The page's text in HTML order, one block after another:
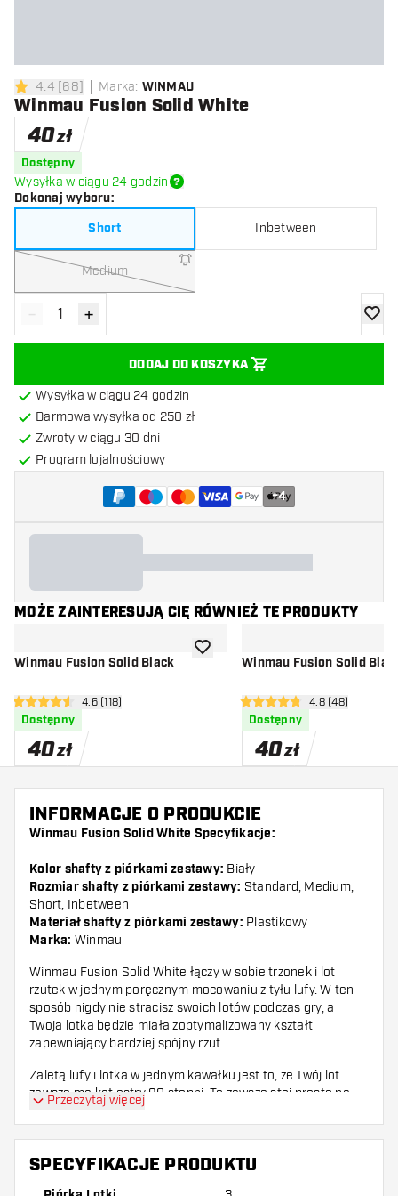
4.4 gwiazdki oceny
4.4 [68] Marka: WINMAU
Winmau Fusion Solid White
40zł
Dostępny
Wysyłka w ciągu 24 godzin
Dokonaj wyboru:
Short
Inbetween
Medium
Zmniejsz ilość
- Zwiększ ilość
+
DODAJ DO KOSZYKA
Wysyłka w ciągu 24 godzin
Darmowa wysyłka od 250 zł
Zwroty w ciągu 30 dni
Program lojalnościowy
+4
MOŻE ZAINTERESUJĄ CIĘ RÓWNIEŻ TE PRODUKTY
Winmau Fusion Solid Black
otwórz panel recenzji
4.6 gwiazdki oceny
4.6 (118)
Dostępny
40zł
dodaj do listy życzeń
Winmau Fusion Solid
otwórz panel
4.8 gwiazdki oceny
4.8 (48)
Dostępny
40zł
INFORMACJE O PRODUKCIE
Winmau Fusion Solid White Specyfikacje:
Kolor shafty z piórkami zestawy: Biały
Rozmiar shafty z piórkami zestawy: Standard, Medium,
Short, Inbetween
Materiał shafty z piórkami zestawy: Plastikowy
Marka: Winmau
Winmau Fusion Solid White łączy w sobie trzonek i lot
rzutek w jednym poręcznym mocowaniu z tyłu lufy. W ten
sposób nigdy nie stracisz swoich lotów podczas gry, a
Twoja lotka będzie miała zoptymalizowany kształt
zapewniający bardziej spójny rzut.
Zaletą lufy i lotka w jednym kawałku jest to, że Twój lot
zawsze ma kąt ostry 90 stopni. To zawsze stoi prosto na
twojej lotce i tworzy bardziej aerodynamiczną całość w
porównaniu do zwykłej lufy z lotem.
Dzięki gwintowi z łatwością wkręcisz Winmau Fusion w lufę
Przeczytaj więcej
SPECYFIKACJE PRODUKTU